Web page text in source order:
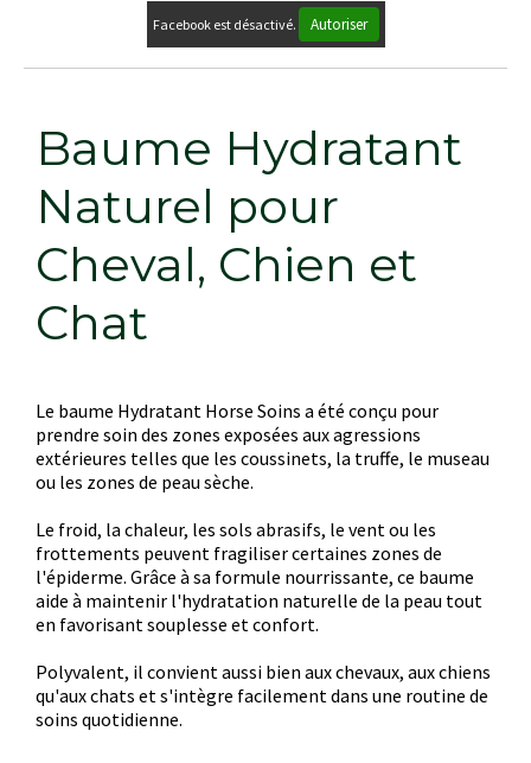
Facebook est désactivé. Autoriser
Baume Hydratant
Naturel pour
Cheval, Chien et
Chat
Le baume Hydratant Horse Soins a été conçu pour
prendre soin des zones exposées aux agressions
extérieures telles que les coussinets, la truffe, le museau
ou les zones de peau sèche.
Le froid, la chaleur, les sols abrasifs, le vent ou les
frottements peuvent fragiliser certaines zones de
l'épiderme. Grâce à sa formule nourrissante, ce baume
aide à maintenir l'hydratation naturelle de la peau tout
en favorisant souplesse et confort.
Polyvalent, il convient aussi bien aux chevaux, aux chiens
qu'aux chats et s'intègre facilement dans une routine de
soins quotidienne.